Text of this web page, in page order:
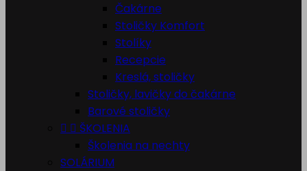
Čakárne
Stoličky Komfort
Stolíky
Recepcie
Kreslá, stoličky
Stoličky, lavičky do čakárne
Barové stoličky
  ŠKOLENIA
Školenia na nechty
SOLÁRIUM